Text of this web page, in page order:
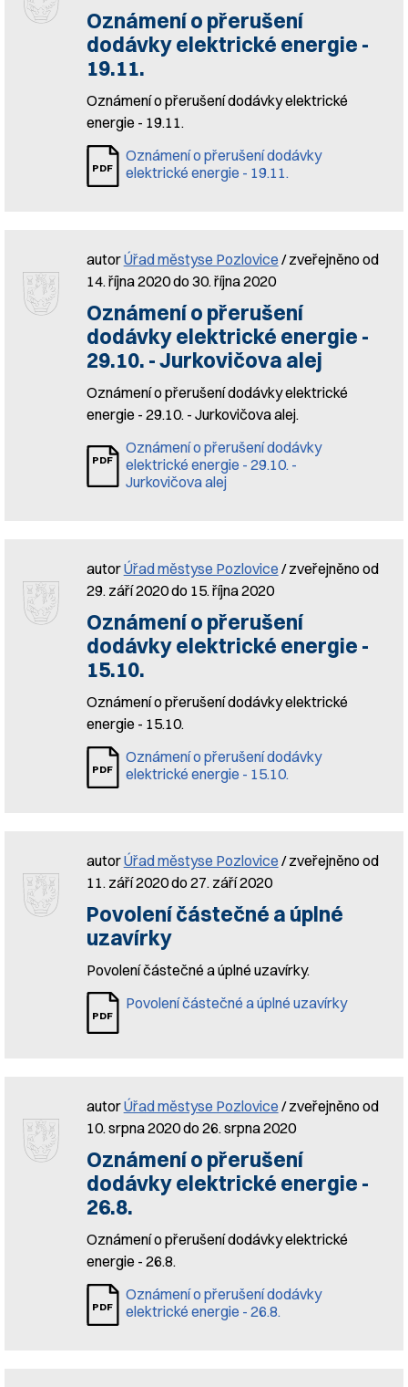
Oznámení o přerušení
dodávky elektrické energie -
19.11.
Oznámení o přerušení dodávky elektrické
energie - 19.11.
Oznámení o přerušení dodávky
elektrické energie - 19.11.
autorÚřad městyse Pozlovice / zveřejněno od
14. října 2020 do 30. října 2020
Oznámení o přerušení
dodávky elektrické energie -
29.10. - Jurkovičova alej
Oznámení o přerušení dodávky elektrické
energie - 29.10. - Jurkovičova alej.
Oznámení o přerušení dodávky
elektrické energie - 29.10. -
Jurkovičova alej
autorÚřad městyse Pozlovice / zveřejněno od
29. září 2020 do 15. října 2020
Oznámení o přerušení
dodávky elektrické energie -
15.10.
Oznámení o přerušení dodávky elektrické
energie - 15.10.
Oznámení o přerušení dodávky
elektrické energie - 15.10.
autorÚřad městyse Pozlovice / zveřejněno od
11. září 2020 do 27. září 2020
Povolení částečné a úplné
uzavírky
Povolení částečné a úplné uzavírky.
Povolení částečné a úplné uzavírky
autorÚřad městyse Pozlovice / zveřejněno od
10. srpna 2020 do 26. srpna 2020
Oznámení o přerušení
dodávky elektrické energie -
26.8.
Oznámení o přerušení dodávky elektrické
energie - 26.8.
Oznámení o přerušení dodávky
elektrické energie - 26.8.